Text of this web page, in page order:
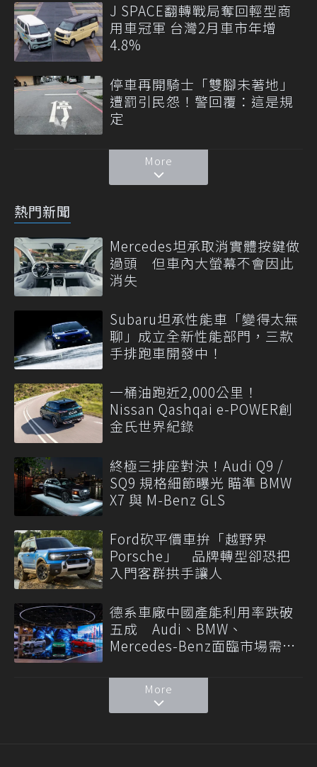
J SPACE翻轉戰局奪回輕型商
用車冠軍 台灣2月車市年增
4.8%
停車再開騎士「雙腳未著地」
遭罰引民怨！警回覆：這是規
定
More
熱門新聞
Mercedes坦承取消實體按鍵做
過頭 但車內大螢幕不會因此
消失
Subaru坦承性能車「變得太無
聊」成立全新性能部門，三款
手排跑車開發中！
一桶油跑近2,000公里！
Nissan Qashqai e-POWER創
金氏世界紀錄
終極三排座對決！Audi Q9 /
SQ9 規格細節曝光 瞄準 BMW
X7 與 M-Benz GLS
Ford砍平價車拚「越野界
Porsche」 品牌轉型卻恐把
入門客群拱手讓人
德系車廠中國產能利用率跌破
五成 Audi、BMW、
Mercedes-Benz面臨市場需求
More